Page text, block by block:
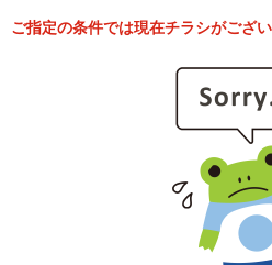
ご指定の条件では現在チラシがござい